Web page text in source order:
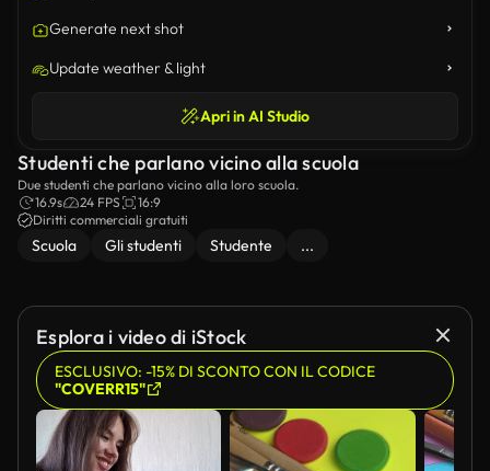
Generate next shot
Update weather & light
Apri in AI Studio
Studenti che parlano vicino alla scuola
Due studenti che parlano vicino alla loro scuola.
16.9s
24 FPS
16:9
Diritti commerciali gratuiti
Scuola Gli studenti Studente ...
Esplora i video di iStock
ESCLUSIVO: -15% DI SCONTO CON IL CODICE
"COVERR15"